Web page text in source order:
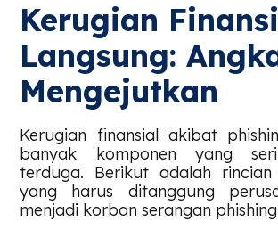
Kerugian
Langsung:
Mengejutkan
Kerugian finansial akibat
banyak komponen yang
terduga. Berikut adalah
yang harus ditanggung
menjadi korban serangan